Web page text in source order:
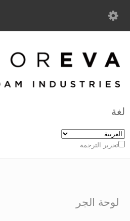
لغة
تحرير الترجمة
لوحة الجر